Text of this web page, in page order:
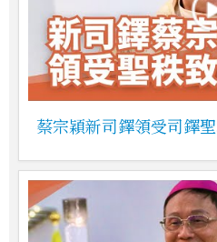
蔡宗穎新司鐸領受司鐸